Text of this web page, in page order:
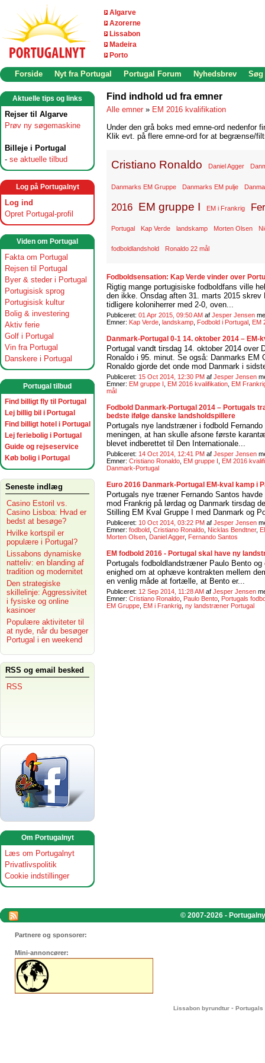
Algarve
Azorerne
Lissabon
Madeira
Porto
Forside Nyt fra Portugal Portugal Forum Nyhedsbrev Søg
Aktuelle tips og links
Rejser til Algarve
Prøv ny søgemaskine
Billeje i Portugal
- se aktuelle tilbud
Log på Portugalnyt
Log ind
Opret Portugal-profil
Viden om Portugal
Fakta om Portugal
Rejsen til Portugal
Byer & steder i Portugal
Portugisisk sprog
Portugisisk kultur
Bolig & investering
Aktiv ferie
Golf i Portugal
Vin fra Portugal
Danskere i Portugal
Portugal tilbud
Find billigt fly til Portugal
Lej billig bil i Portugal
Find billigt hotel i Portugal
Lej feriebolig i Portugal
Guide og rejseservice
Køb bolig i Portugal
Seneste indlæg
Casino Estoril vs.
Casino Lisboa: Hvad er
bedst at besøge?
Hvilke kortspil er
populære i Portugal?
Lissabons dynamiske
natteliv: en blanding af
tradition og modernitet
Den strategiske
skillelinje: Aggressivitet
i fysiske og online
kasinoer
Populære aktiviteter til
at nyde, når du besøger
Portugal i en weekend
RSS og email besked
RSS
Om Portugalnyt
Læs om Portugalnyt
Privatlivspolitik
Cookie indstillinger
Find indhold ud fra emner
Alle emner » EM 2016 kvalifikation
Under den grå boks med emne-ord nedenfor
Klik evt. på flere emne-ord for at begrænse/
Cristiano Ronaldo Daniel Agger
Danmarks EM Gruppe Danmarks EM pulje
2016 EM gruppe I EM i Frankrig
Portugal Kap Verde landskamp Morten Olsen
fodboldlandshold Ronaldo 22 mål
Fodboldsensation: Kap Verde vinder over
Rigtig mange portugisiske fodboldfans ville
den ikke. Onsdag aften 31. marts 2015 skrev
tidligere koloniherrer med 2-0, oven...
Publiceret: 01 Apr 2015, 09:50 AM af Jesper Jensen
Emner: Kap Verde landskamp Fodbold i Portugal EM
Danmark-Portugal 0-1 14. oktober 2014 –
Portugal vandt tirsdag 14. oktober 2014 over
Ronaldo i 95. minut. Se også: Danmarks EM
Ronaldo gjorde det onde mod Danmark i
Publiceret: 15 Oct 2014, 12:30 PM af Jesper Jensen
Emner: EM gruppe I EM 2016 kvalifikation EM
mål
Fodbold Danmark-Portugal 2014 – Portugals
bedste ifølge danske landsholdspillere
Portugals nye landstræner i fodbold
meningen, at han skulle afsone første
blevet indberettet til Den Internationale...
Publiceret: 14 Oct 2014, 12:41 PM af Jesper Jensen
Emner: Cristiano Ronaldo EM gruppe I
EM 2016
Danmark-Portugal
Euro 2016 Danmark-Portugal EM-kval kamp i
Portugals nye træner Fernando Santos
mod Frankrig på lørdag og Danmark tirsdag
Stilling EM Kval Gruppe I med Danmark og
Publiceret: 10 Oct 2014, 03:22 PM af Jesper Jensen
Emner: fodbold Cristiano Ronaldo Nicklas Bendtner,
Morten Olsen Daniel Agger, Fernando Santos
EM fodbold 2016 - Portugal skal have ny
Portugals fodboldlandstræner Paulo Bento
enighed om at ophæve kontrakten mellem
en venlig måde at fortælle, at Bento er...
Publiceret: 12 Sep 2014, 11:28 AM af Jesper Jensen
Emner: Cristiano Ronaldo Paulo Bento Portugals
EM Gruppe EM i Frankrig ny landstræner Portugal
© 2007-2026 -
Partnere og sponsorer:
Mini-annoncører:
Lissabon byrundtur - Portugals